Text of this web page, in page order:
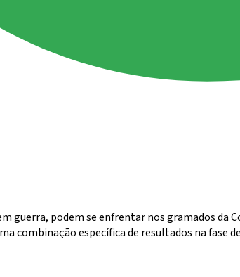
guerra, podem se enfrentar nos gramados
combinação específica de resultados na fase